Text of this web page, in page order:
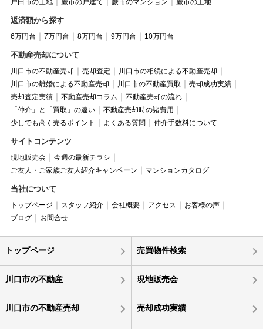
返済額から探す
6万円台 7万円台 8万円台 9万円台 10万円台
不動産売却について
川口市の不動産売却 売却査定
川口市の相続による不動産売却
川口市の離婚による不動産売却
川口市の不動産買取
売却成功実績
売却査定実績
不動産売却コラム
不動産売却の流れ
「仲介」と「買取」の違い
不動産売却時の諸費用
少しでも高く売るポイント
よくある質問 仲介手数料について
サイトコンテンツ
現地販売会
今週の最新チラシ
ご友人・ご家族ご友人紹介キャンペーン
マンションカタログ
当社について
トップページ スタッフ紹介 会社概要 アクセス
お客様の声
ブログ
お問合せ
トップページ 売買物件検索
川口市の不動産 現地販売会
川口市の不動産売却 売却成功実績